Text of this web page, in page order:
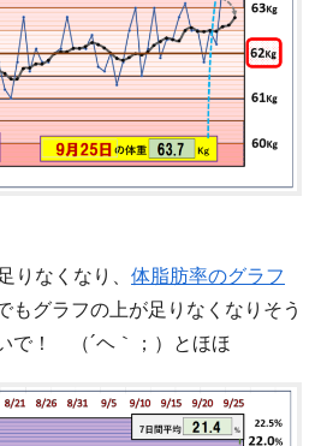
りなくなり、 体脂肪率のグラフ
もグラフの上が足りなくなりそう
で！ （´ヘ｀；）とほほ